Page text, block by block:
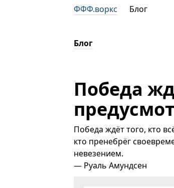
ФФФ.воркс Блог
Блог
Победа
Победа ждёт того, кто
кто пренебрёг
невезением.
— Руаль Амундсен